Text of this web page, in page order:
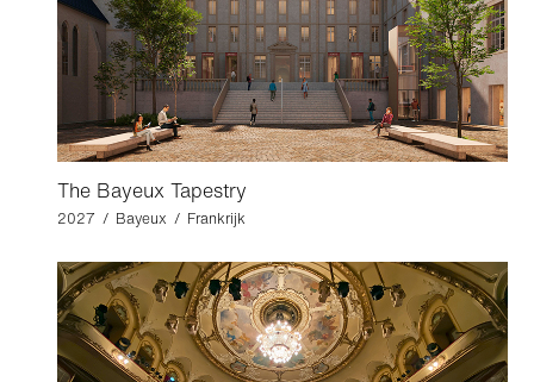
The Bayeux Tapestry
2027 / Bayeux / Frankrijk